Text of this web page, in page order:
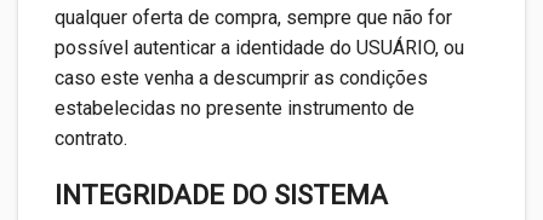
qualquer oferta de compra, sempre que não for
possível autenticar a identidade do USUÁRIO, ou
caso este venha a descumprir as condições
estabelecidas no presente instrumento de
contrato.
INTEGRIDADE DO SISTEMA